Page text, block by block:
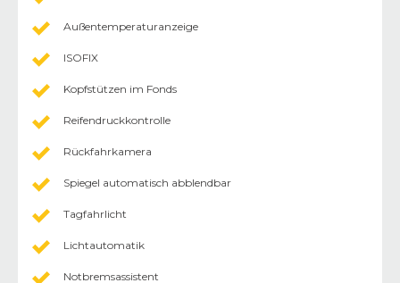
Außentemperaturanzeige
ISOFIX
Kopfstützen im Fonds
Reifendruckkontrolle
Rückfahrkamera
Spiegel automatisch abblendbar
Tagfahrlicht
Lichtautomatik
Notbremsassistent